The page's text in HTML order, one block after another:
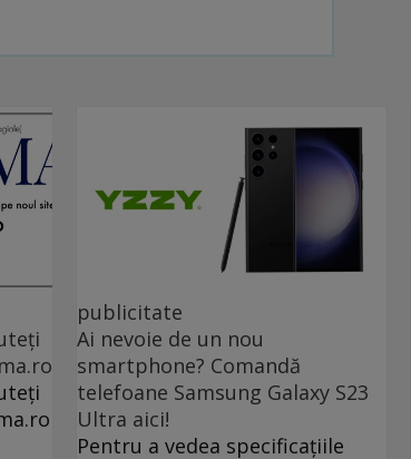
publicitate
Ai nevoie de un nou
smartphone? Comandă
telefoane Samsung Galaxy S23
Ultra aici!
Pentru a vedea specificațiile